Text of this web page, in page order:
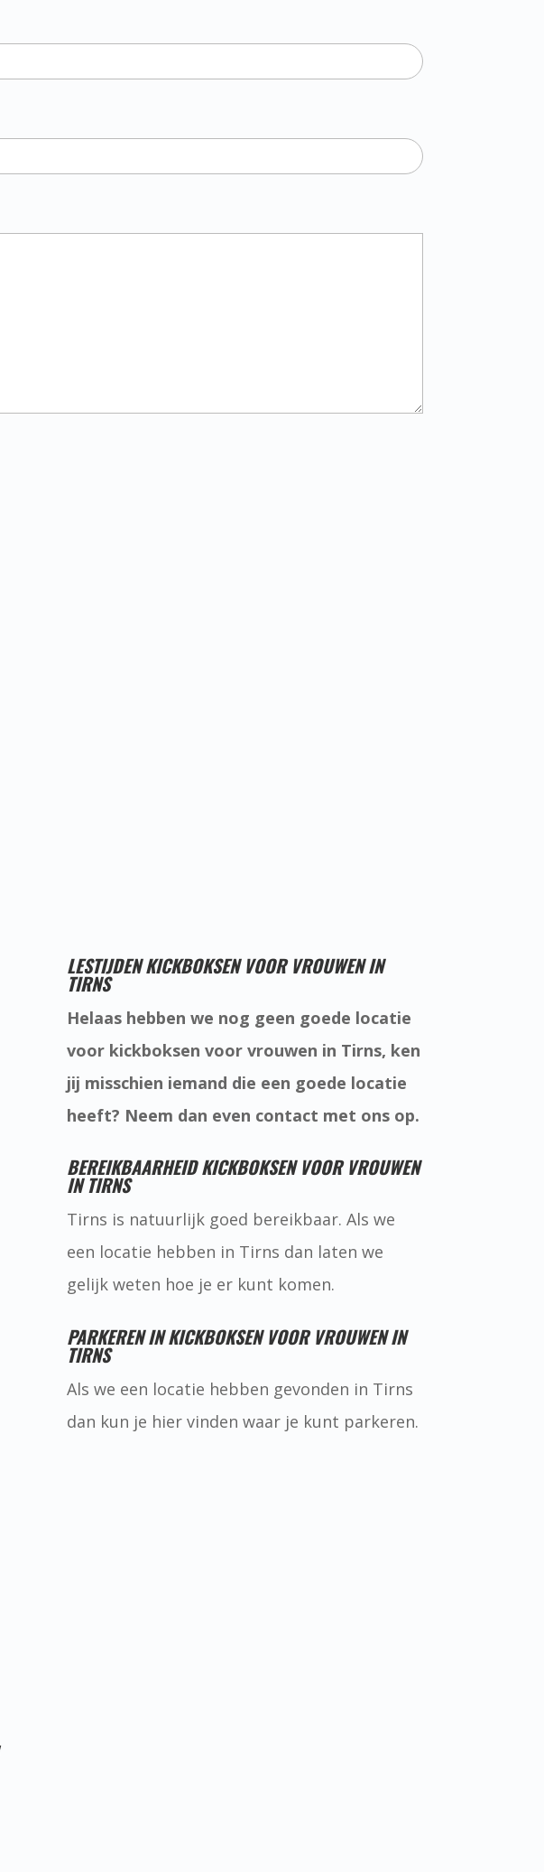
LESTIJDEN KICKBOKSEN VOOR VROUWEN IN
TIRNS
Helaas hebben we nog geen goede locatie
voor kickboksen voor vrouwen in Tirns, ken
jij misschien iemand die een goede locatie
heeft? Neem dan even contact met ons op.
BEREIKBAARHEID KICKBOKSEN VOOR VROUWEN
IN TIRNS
Tirns is natuurlijk goed bereikbaar. Als we
een locatie hebben in Tirns dan laten we
gelijk weten hoe je er kunt komen.
PARKEREN IN KICKBOKSEN VOOR VROUWEN IN
TIRNS
Als we een locatie hebben gevonden in Tirns
dan kun je hier vinden waar je kunt parkeren.